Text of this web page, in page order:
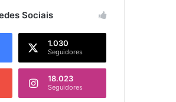
Sociais
1.030
Seguidores
18.023
Seguidores